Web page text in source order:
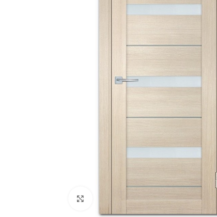
Нажмите, чтобы увеличить